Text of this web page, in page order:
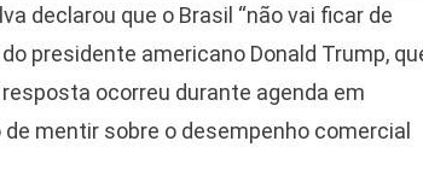
declarou que o Brasil “não vai ficar de
presidente americano Donald Trump,
ocorreu durante agenda em
mentir sobre o desempenho comercial